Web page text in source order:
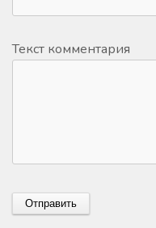
Текст комментария